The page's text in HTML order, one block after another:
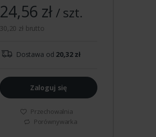
24,56 zł/ szt.
30,20 zł brutto
Dostawa od 20,32 zł
Zaloguj się
Przechowalnia
Porównywarka